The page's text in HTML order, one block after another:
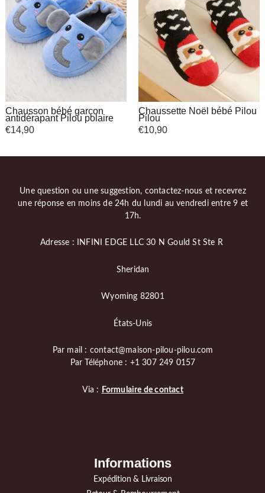
Chausson bébé garçon
antidérapant Pilou polaire
€14,90
Chaussette Noël bébé Pilou
Pilou
€10,90
Une question ou une suggestion, contactez-nous et recevrez
une réponse en moins de 24h du lundi au vendredi entre 9 et
17h.
Adresse : INFINI EDGE LLC 30 N Gould St Ste R
Sheridan
Wyoming 82801
États-Unis
Par mail : contact@maison-pilou-pilou.com
Par Téléphone : +1 307 249 0157
Via : Formulaire de contact
Informations
Expédition & Livraison